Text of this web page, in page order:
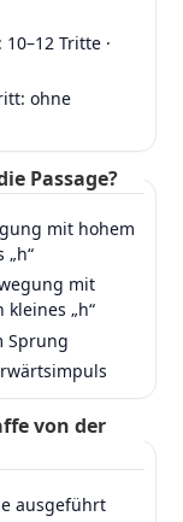
Tritte ·
ohne
Passage?
mit hohem
mit
„h“
Sprung
von der
ausgeführt